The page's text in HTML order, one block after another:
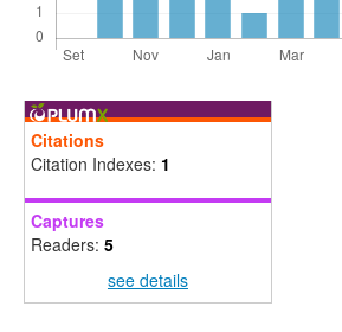
Citations
Citation Indexes: 1
Captures
Readers: 5
see details